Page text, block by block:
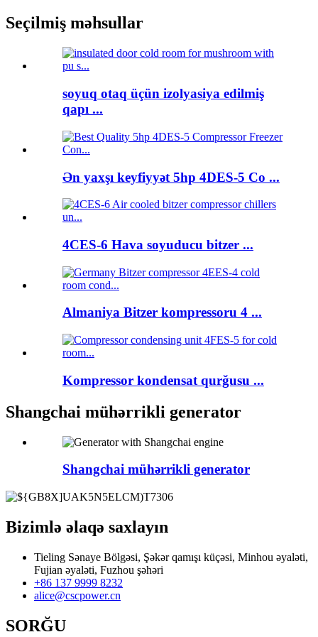
Seçilmiş məhsullar
soyuq otaq üçün izolyasiya edilmiş
qapı ...
Ən yaxşı keyfiyyət 5hp 4DES-5 Co ...
4CES-6 Hava soyuducu bitzer ...
Almaniya Bitzer kompressoru 4 ...
Kompressor kondensat qurğusu ...
Shangchai mühərrikli generator
Shangchai mühərrikli generator
Bizimlə əlaqə saxlayın
Tieling Sənaye Bölgəsi, Şəkər qamışı küçəsi, Minhou əyaləti,
Fujian əyaləti, Fuzhou şəhəri
+86 137 9999 8232
alice@cscpower.cn
SORĞU